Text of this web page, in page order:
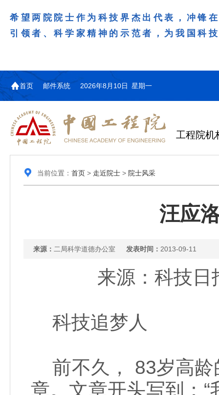
希望两院院士作为科技界杰出代表，冲锋
引领者、科学家精神的示范者，为我国科
首页 邮件系统 2026年8月10日 星期一
工程院机
当前位置： 首页> 走近院士> 院士风采
汪应
来源： 二局科学道德办公室 发表时间： 2013-09-11
来源：科技日
科技追梦人
前不久， 83岁高龄
章。文章开头写到：